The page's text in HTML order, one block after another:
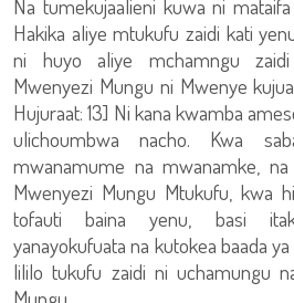
Na tumekujaalieni kuwa ni
Hakika aliye mtukufu zaidi kati
ni huyo aliye mchamngu
Mwenyezi Mungu ni Mwenye
Hujuraat: 13] Ni kana kwamba
ulichoumbwa nacho. Kwa
mwanamume na mwanamke,
Mwenyezi Mungu Mtukufu, kwa
tofauti baina yenu, basi
yanayokufuata na kutokea baada
lililo tukufu zaidi ni uchamungu